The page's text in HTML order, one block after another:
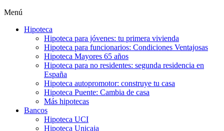
Menú
Hipoteca
Hipoteca para jóvenes: tu primera vivienda
Hipoteca para funcionarios: Condiciones Ventajosas
Hipoteca Mayores 65 años
Hipoteca para no residentes: segunda residencia en
España
Hipoteca autopromotor: construye tu casa
Hipoteca Puente: Cambia de casa
Más hipotecas
Bancos
Hipoteca UCI
Hipoteca Unicaja